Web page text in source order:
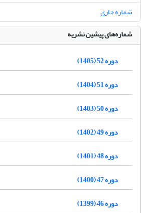
شماره جاری
شماره‌های پیشین نشریه
دوره 52 (1405)
دوره 51 (1404)
دوره 50 (1403)
دوره 49 (1402)
دوره 48 (1401)
دوره 47 (1400)
دوره 46 (1399)